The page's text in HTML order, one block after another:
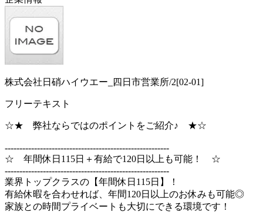
株式会社日硝ハイウエー_四日市営業所/2[02-01]
フリーテキスト
☆★ 弊社ならではのポイントをご紹介♪ ★☆
--------------------------------------------------------
☆ 年間休日115日＋有給で120日以上も可能！ ☆
--------------------------------------------------------
業界トップクラスの【年間休日115日】！
有給休暇を合わせれば、年間120日以上のお休みも可能◎
家族との時間プライベートも大切にできる環境です！